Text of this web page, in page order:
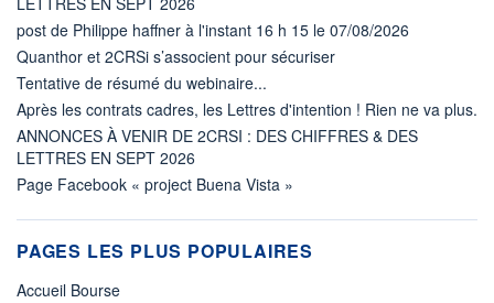
post de Philippe haffner à l'instant 16 h 15 le 07/08/2026
Quanthor et 2CRSi s’associent pour sécuriser
Tentative de résumé du webinaire...
Après les contrats cadres, les Lettres d'intention ! Rien ne va plus.
ANNONCES À VENIR DE 2CRSI : DES CHIFFRES & DES
LETTRES EN SEPT 2026
Page Facebook « project Buena Vista »
PAGES LES PLUS POPULAIRES
Accueil Bourse